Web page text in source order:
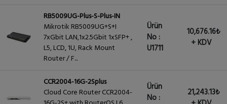
RB5009UG-Plus-S-Plus-IN
Mikrotik RB5009UG+S+I
7xGbit LAN,1x2.5Gbit 1xSFP+ ,
L5, LCD, 1U, Rack Mount
Router / F...
Ürün
No :
U1711
10,676.16₺
+ KDV
CCR2004-16G-2Splus
Cloud Core Router CCR2004-
Ürün
No :
21,243.13₺